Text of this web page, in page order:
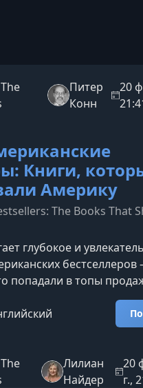
Питер
Конн
20
Книги,
Америку
The Books That
глубокое и
бестселлеров
попадали в топы
самосознание
века.Что делает
перемены,
общества, а
Лилиан
Найдер
20
г.,